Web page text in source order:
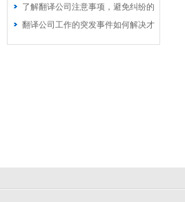
心
了解翻译公司注意事项，避免纠纷的
发生
翻译公司工作的突发事件如何解决才
能安然无恙